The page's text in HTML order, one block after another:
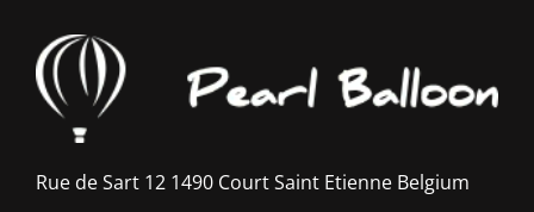
Rue de Sart 12 1490 Court Saint Etienne Belgium